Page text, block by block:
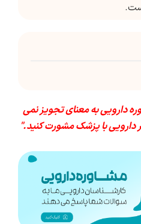
دارویی به معنای تجویز نمی
با پزشک مشورت کنید."